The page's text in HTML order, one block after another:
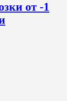
от -1